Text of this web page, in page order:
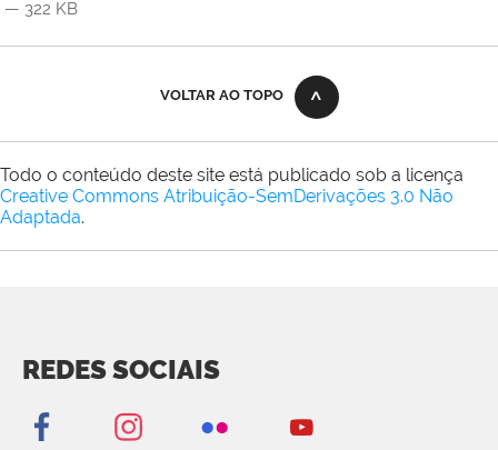
— 322 KB
VOLTAR AO TOPO
Todo o conteúdo deste site está publicado sob a licença
Creative Commons Atribuição-SemDerivações 3.0 Não
Adaptada.
REDES SOCIAIS